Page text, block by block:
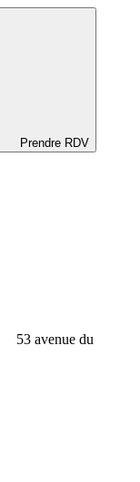
Prendre RDV
53 avenue du